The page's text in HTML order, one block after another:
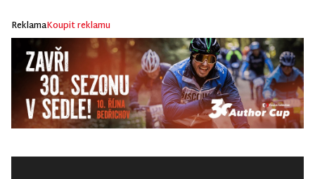
ReklamaKoupit reklamu